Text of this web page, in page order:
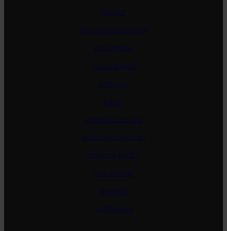
Savart
Billecart Salmon
Bollinger
Egly-Ouriet
Henriot
Krug
Louis Roederer
Moet & Chandon
Perrier Jouet
Pol Roger
Ruinart
Taittinger